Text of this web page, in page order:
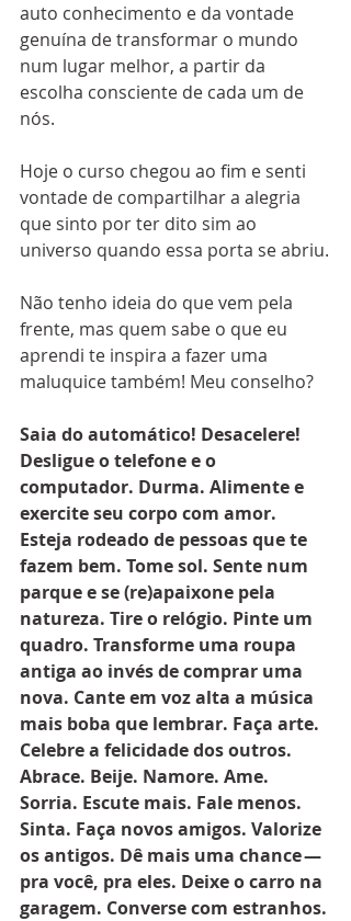
auto conhecimento e da vontade
genuína de transformar o mundo
num lugar melhor, a partir da
escolha consciente de cada um de
nós.
Hoje o curso chegou ao fim e senti
vontade de compartilhar a alegria
que sinto por ter dito sim ao
universo quando essa porta se abriu.
Não tenho ideia do que vem pela
frente, mas quem sabe o que eu
aprendi te inspira a fazer uma
maluquice também! Meu conselho?
Saia do automático! Desacelere!
Desligue o telefone e o
computador. Durma. Alimente e
exercite seu corpo com amor.
Esteja rodeado de pessoas que te
fazem bem. Tome sol. Sente num
parque e se (re)apaixone pela
natureza. Tire o relógio. Pinte um
quadro. Transforme uma roupa
antiga ao invés de comprar uma
nova. Cante em voz alta a música
mais boba que lembrar. Faça arte.
Celebre a felicidade dos outros.
Abrace. Beije. Namore. Ame.
Sorria. Escute mais. Fale menos.
Sinta. Faça novos amigos. Valorize
os antigos. Dê mais uma chance —
pra você, pra eles. Deixe o carro na
garagem. Converse com estranhos.